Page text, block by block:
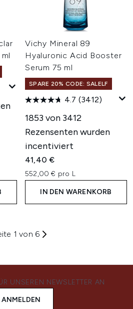
Vichy Mineral 89
Hyaluronic Acid Booster
Serum 75 ml
SPARE 20% CODE: SALELF
4.7 (3412)
1853 von 3412
Rezensenten wurden
incentiviert
41,40 €
552,00 € pro L
IN DEN WARENKORB
1 von 6
UNSEREN NEWSLETTER AN
ANMELDEN